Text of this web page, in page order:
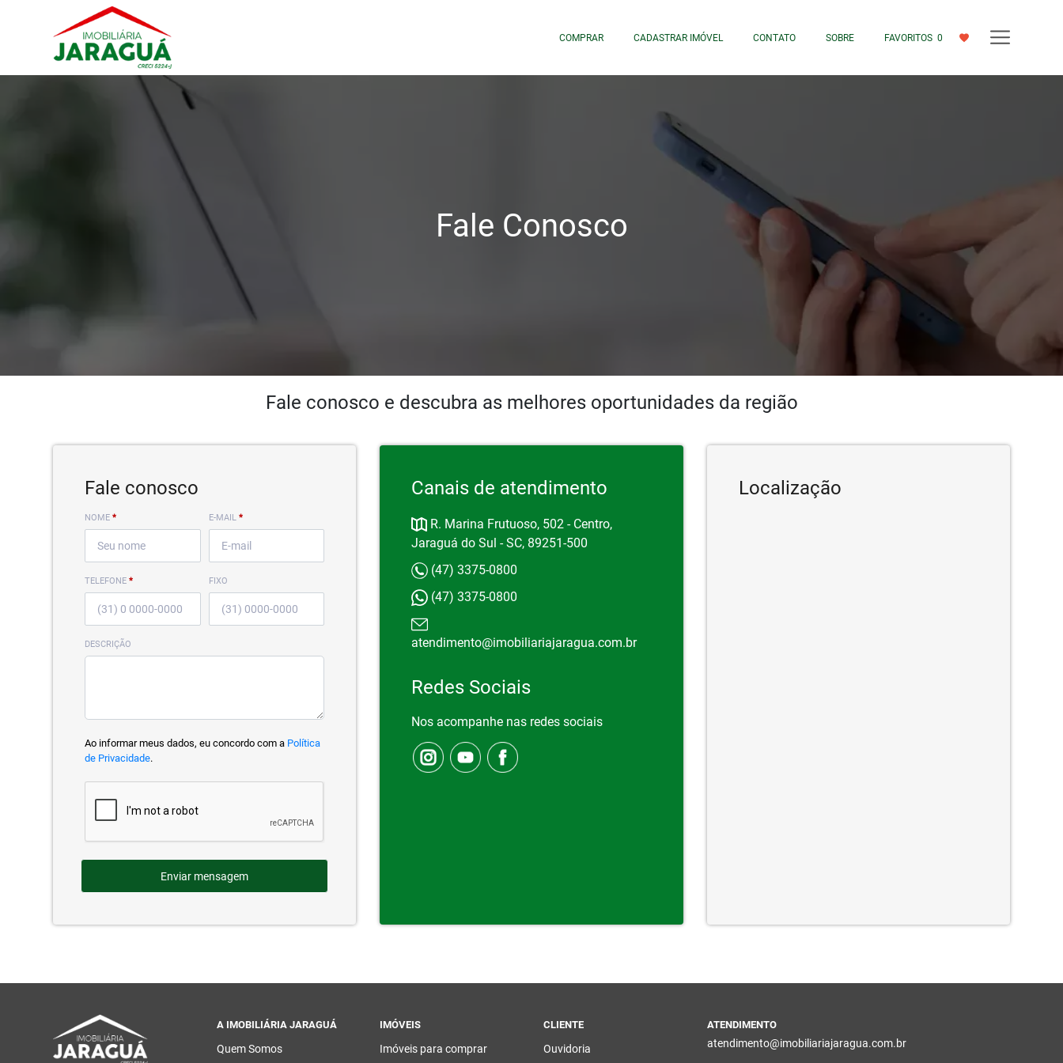
COMPRAR CADASTRAR IMÓVEL CONTATO SOBRE FAVORITOS 0
Fale Conosco
Fale conosco e descubra as melhores oportunidades da região
Fale conosco
NOME* E-MAIL *
TELEFONE* FIXO
DESCRIÇÃO
Ao informar meus dados, eu concordo com a Política
de Privacidade.
Enviar mensagem
Canais de atendimento
R. Marina Frutuoso, 502 - Centro,
Jaraguá do Sul - SC, 89251-500
(47) 3375-0800
(47) 3375-0800
atendimento@imobiliariajaragua.com.br
Redes Sociais
Nos acompanhe nas redes sociais
Localização
A IMOBILIÁRIA JARAGUÁ
Quem Somos
IMÓVEIS
Imóveis para comprar
CLIENTE
Ouvidoria
ATENDIMENTO
atendimento@imobiliariajaragua.com.br